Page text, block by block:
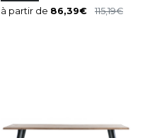
à partir de 86,39 115,19